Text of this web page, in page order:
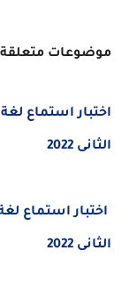
موضوعات متعلقة
اختبار استماع
الثانى 2022
اختبار استماع
الثانى 2022